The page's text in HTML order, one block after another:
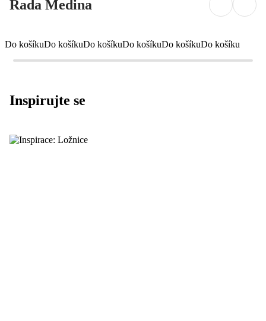
Řada Medina
Do košíkuDo košíkuDo košíkuDo košíkuDo košíkuDo košíku
Inspirujte se